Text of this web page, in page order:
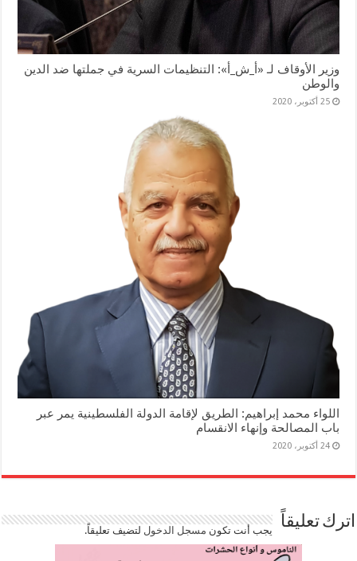
وزير الأوقاف لـ «أ_ش_أ»: التنظيمات السرية في جملتها ضد الدين
والوطن
25 أكتوبر، 2020
اللواء محمد إبراهيم: الطريق لإقامة الدولة الفلسطينية يمر عبر
باب المصالحة وإنهاء الانقسام
24 أكتوبر، 2020
اترك تعليقاً يجب أنت تكون مسجل الدخوللتضيف تعليقاً.